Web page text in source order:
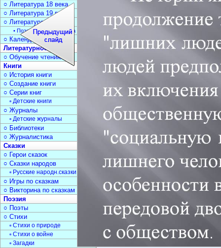
○ Литература 18 века
○ Литература 19 века
○ Литература 20 века
• Поэзия Серебрян. века
○ Календарь дат
Литературное чтение
○ Обучение чтению
Книги
○ История книги
○ Создание книги
○ Серии книг
▫ Детские книги
○ Журналы
▫ Детские журналы
○ Библиотеки
○ Журналистика
Сказки
○ Герои сказок
○ Сказки народов
▫ Русские народн.сказки
○ Игры по сказкам
○ Викторина по сказкам
Поэзия
○ Поэты
○ Стихи
▫ Стихи о природе
▫ Стихи о войне
▫ Загадки